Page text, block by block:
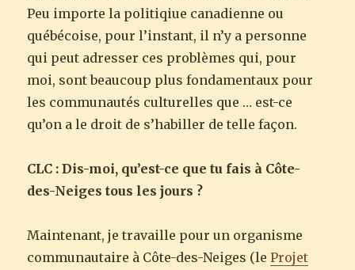
Peu importe la politiqiue canadienne ou
québécoise, pour l’instant, il n’y a personne
qui peut adresser ces problèmes qui, pour
moi, sont beaucoup plus fondamentaux pour
les communautés culturelles que … est-ce
qu’on a le droit de s’habiller de telle façon.
CLC : Dis-moi, qu’est-ce que tu fais à Côte-
des-Neiges tous les jours ?
Maintenant, je travaille pour un organisme
communautaire à Côte-des-Neiges (leProjet